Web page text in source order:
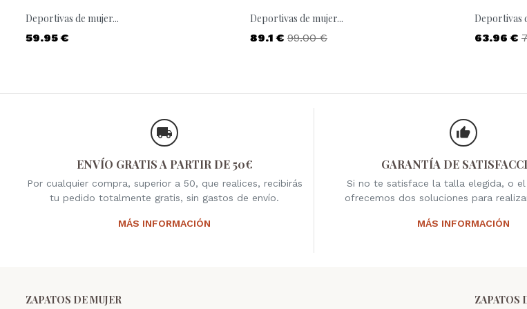
Deportivas de mujer...
Precio
59.95 €
Deportivas de mujer...
Precio
89.1 € Precio base
99.00 €
Deportivas
Precio
63.96 €
ENVÍO GRATIS A PARTIR DE 50€
Por cualquier compra, superior a 50, que realices, recibirás
tu pedido totalmente gratis, sin gastos de envío.
MÁS INFORMACIÓN
GARANTÍA DE
Si no te satisface la talla elegida, o
ofrecemos dos soluciones para
MÁS INFORMACIÓN
ZAPATOS DE MUJER ZAPATOS